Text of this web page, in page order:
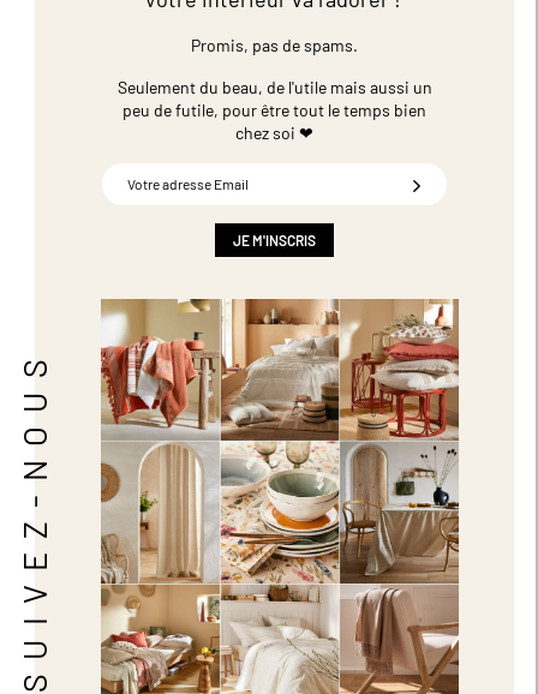
SUIVEZ-NOUS
Promis, pas de spams.
Seulement du beau, de l'utile mais aussi un
peu de futile, pour être tout le temps bien
chez soi ❤
JE M'INSCRIS